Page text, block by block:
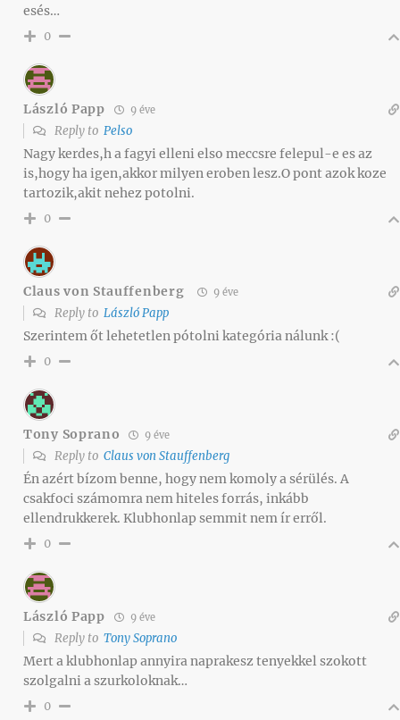
esés…
0
László Papp 9 éve
Reply to Pelso
Nagy kerdes,h a fagyi elleni elso meccsre felepul-e es az
is,hogy ha igen,akkor milyen eroben lesz.O pont azok koze
tartozik,akit nehez potolni.
0
Claus von Stauffenberg 9 éve
Reply to László Papp
Szerintem őt lehetetlen pótolni kategória nálunk :(
0
Tony Soprano 9 éve
Reply to Claus von Stauffenberg
Én azért bízom benne, hogy nem komoly a sérülés. A
csakfoci számomra nem hiteles forrás, inkább
ellendrukkerek. Klubhonlap semmit nem ír erről.
0
László Papp 9 éve
Reply to Tony Soprano
Mert a klubhonlap annyira naprakesz tenyekkel szokott
szolgalni a szurkoloknak…
0